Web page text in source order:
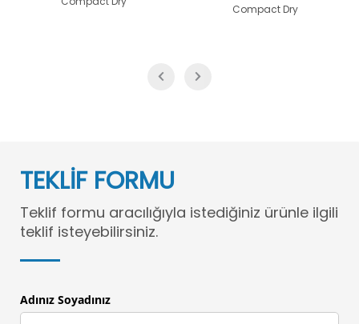
Compact Dry Compact Dry
TEKLİF FORMU
Teklif formu aracılığıyla istediğiniz ürünle ilgili
teklif isteyebilirsiniz.
Adınız Soyadınız